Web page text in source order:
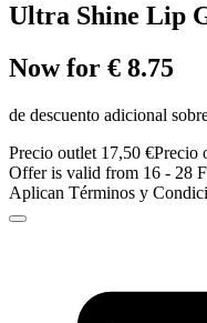
Ultra Shine Lip
Now for € 8.75
de descuento adicional
Precio outlet 17,50 €Precio
Offer is valid from 16 - 28
Aplican Términos y